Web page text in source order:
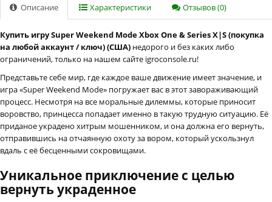
Описание Характеристики Отзывов (0)
Купить игру Super Weekend Mode Xbox One & Series X|S (покупка
на любой аккаунт / ключ) (США) недорого и без каких либо
ограничений, только на нашем сайте igroconsole.ru!
Представьте себе мир, где каждое ваше движение имеет значение, и
игра «Super Weekend Mode» погружает вас в этот завораживающий
процесс. Несмотря на все моральные дилеммы, которые приносит
воровство, принцесса попадает именно в такую трудную ситуацию. Её
приданое украдено хитрым мошенником, и она должна его вернуть,
отправившись на отчаянную охоту за вором, который ускользнул
вдаль с её бесценными сокровищами.
Уникальное приключение с целью
вернуть украденное